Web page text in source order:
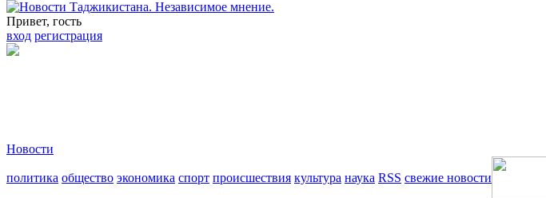
Привет, гость
вход регистрация
Новости
политика общество экономика спорт происшествия культура наука RSS свежие новости